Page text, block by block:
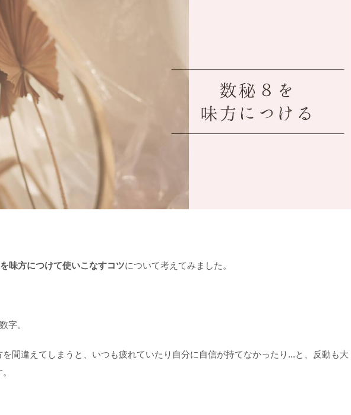
味方につけて使いこなすコツについて考えてみました。
字。
を間違えてしまうと、いつも疲れていたり自分に自信が持てなかったり…と、反動も大